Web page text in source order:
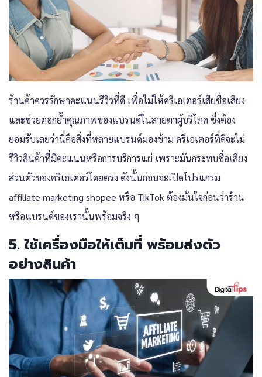
ร้านค้าควรรักษาคะแนนรีวิวที่ดี เพื่อไม่ให้ครีเอเตอร์เสียชื่อเสียง
และช่วยตอกย้ำคุณภาพของแบรนด์ในสายตาผู้บริโภค ซึ่งต้อง
ยอมรับเลยว่านี่คือสิ่งที่หลายแบรนด์มองข้าม ครีเอเตอร์ที่ดีจะไม่
รีวิวสินค้าที่มีคะแนนหรือการบริการแย่ เพราะมันกระทบชื่อเสียง
ส่วนตัวของครีเอเตอร์โดยตรง ดังนั้นก่อนจะเปิดโปรแกรม
affiliate marketing shopee หรือ TikTok ต้องมั่นใจก่อนว่าร้าน
หรือแบรนด์ของเรานั้นพร้อมจริง ๆ
5. ใช้เครื่องมือให้เต็มที่ พร้อมส่งตัว
อย่างสินค้า